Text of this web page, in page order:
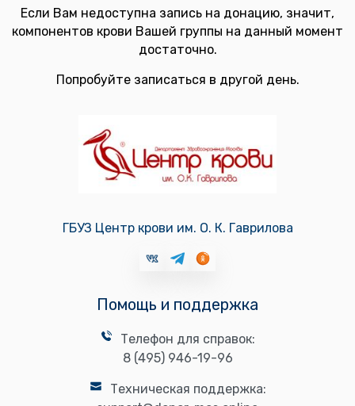
Если Вам недоступна запись на донацию, значит,
компонентов крови Вашей группы на данный момент
достаточно.
Попробуйте записаться в другой день.
ГБУЗ Центр крови им. О. К. Гаврилова
Помощь и поддержка
Телефон для справок:
8 (495) 946-19-96
Техническая поддержка: